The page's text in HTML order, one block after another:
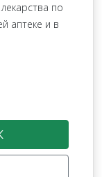
по
аптеке и в